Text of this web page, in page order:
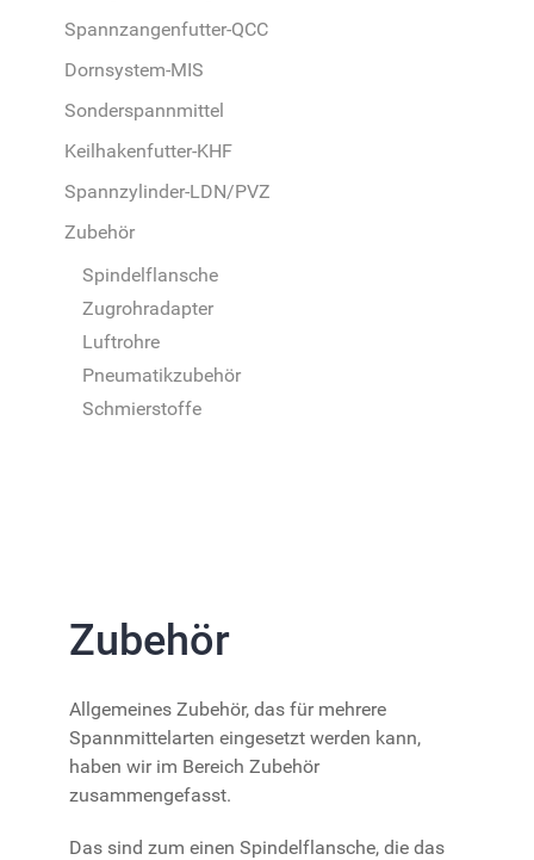
Spannzangenfutter-QCC
Dornsystem-MIS
Sonderspannmittel
Keilhakenfutter-KHF
Spannzylinder-LDN/PVZ
Zubehör
Spindelflansche
Zugrohradapter
Luftrohre
Pneumatikzubehör
Schmierstoffe
Zubehör
Allgemeines Zubehör, das für mehrere
Spannmittelarten eingesetzt werden kann,
haben wir im Bereich Zubehör
zusammengefasst.
Das sind zum einen Spindelflansche, die das